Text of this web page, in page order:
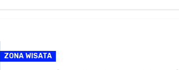
ZONA WISATA